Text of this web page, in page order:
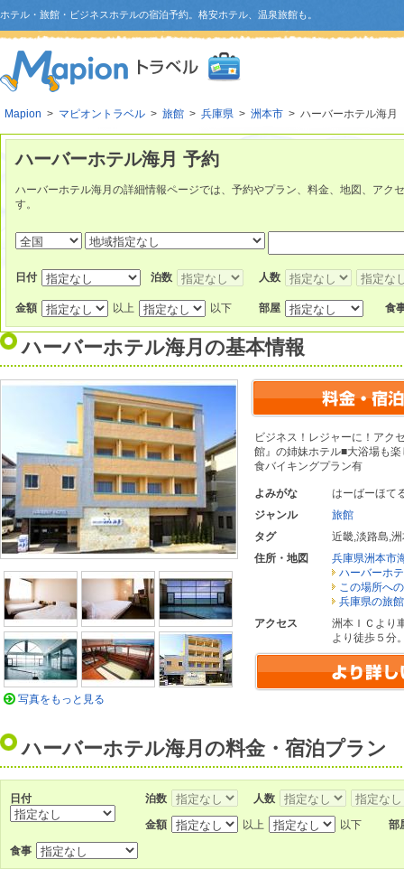
ホテル・旅館・ビジネスホテルの宿泊予約。格安ホテル、温泉旅館も。
Mapion > マピオントラベル > 旅館 > 兵庫県 > 洲本市 > ハーバーホテル海月
ハーバーホテル海月 予約
ハーバーホテル海月の詳細情報ページでは、予約やプラン、料金、地図、アク
す。
日付 泊数 人数
金額 以上 以下 部屋 食
ハーバーホテル海月 の基本情報
ビジネス！レジャーに！アク
館』の姉妹ホテル■大浴場も
食バイキングプラン有
よみがな
はーばーほて
ジャンル
旅館
タグ
近畿,淡路島,
住所・地図
兵庫県洲本市
ハーバーホ
この場所へ
兵庫県の旅館
アクセス
洲本ＩＣより
より徒歩５分
写真をもっと見る
ハーバーホテル海月の料金・宿泊プラン
日付 泊数 人数
金額 以上 以下 部
食事